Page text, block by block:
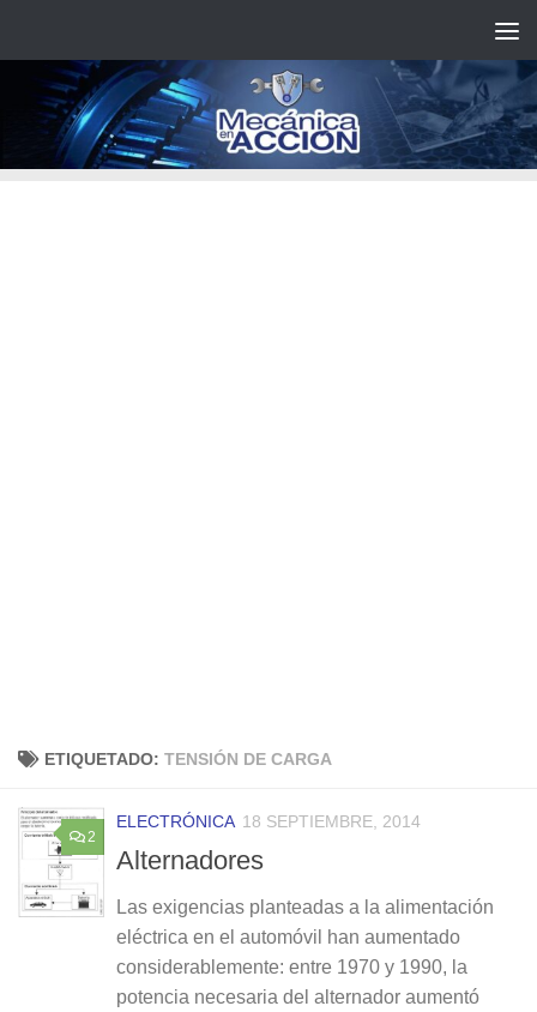
ETIQUETADO: TENSIÓN DE CARGA
2
ELECTRÓNICA 18 SEPTIEMBRE, 2014
Alternadores
Las exigencias planteadas a la alimentación
eléctrica en el automóvil han aumentado
considerablemente: entre 1970 y 1990, la
potencia necesaria del alternador aumentó